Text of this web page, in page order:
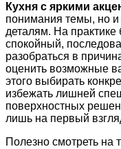
Кухня с яркими
понимания темы, но и
деталям. На
спокойный,
разобраться в
оценить возможные
этого выбирать
избежать лишней
поверхностных
лишь на первый
Полезно смотреть на